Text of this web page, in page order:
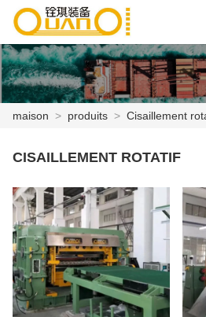
MAISON
PRODUITS
NOUVELLES
CAS
USINE
العربية বাংলা ভাষার
maison > produits > Cisaillement
CISAILLEMENT ROTATIF